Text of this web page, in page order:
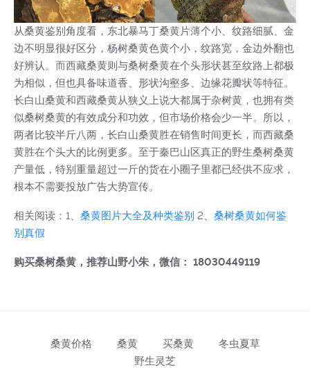
从桑黄鉴别角度看，东北暴马丁桑黄片薄个小、纹路细腻、金
边不明显很好区分，杨树桑黄色黄个小，纹路宽，金边外翻也
好辨认。而西藏桑黄则与桑树桑黄在个头形状甚至纹路上都极
为相似，但也具备味道香、形状沟壑多、边缘花瓣状等特征。
长白山桑黄和西藏桑黄从狭义上说大都属于杂树黄，也拥有类
似桑树桑黄的有效成分和功效，但市场价格会少一半。所以，
两者比较半斤八两，长白山桑黄胜在销售时间更长，而西藏桑
黄胜在个头大的比例更多。至于秦巴山区真正的野生桑树桑黄
产量低，特别重量超过一斤的货在小圈子里都已经供不应求，
根本不需要投放广告大势宣传。
相关阅读：1、 桑黄图片大全及种类鉴别 2、 桑树桑黄如何鉴
别真假
购买桑树桑黄，推荐山野小朱，微信： 18030449119
桑黄价格 桑黄 买桑黄
冬虫夏草
野生灵芝